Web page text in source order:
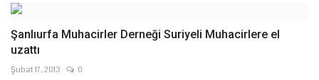
Şanlıurfa Muhacirler Derneği Suriyeli Muhacirlere el
uzattı
Şubat 17, 2013 0